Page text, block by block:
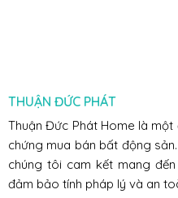
THUẬN ĐỨC PHÁT
Thuận Đức Phát Home là
chứng mua bán bất động
chúng tôi cam kết mang
đảm bảo tính pháp lý và an